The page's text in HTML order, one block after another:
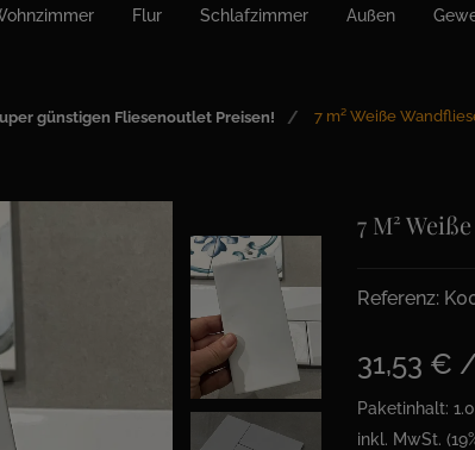
Flur Schlafzimmer Außen
günstigen Fliesenoutlet Preisen! 7 m² Weiße
7 M²
Referenz:
31,53 €
Paketinhalt:
inkl. MwSt.